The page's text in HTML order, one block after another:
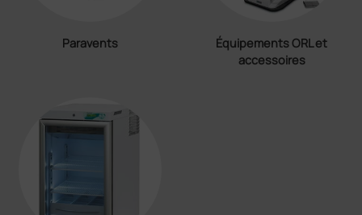
Paravents
Équipements ORL et
accessoires